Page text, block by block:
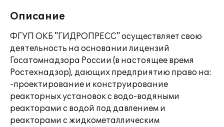
Описание
ФГУП ОКБ "ГИДРОПРЕСС" осуществляет свою
деятельность на основании лицензий
Госатомнадзора России (в настоящее время
Ростехнадзор), дающих предприятию право на:
-проектирование и конструирование
реакторных установок с водо-водяными
реакторами c водой под давлением и
реакторами с жидкометаллическим